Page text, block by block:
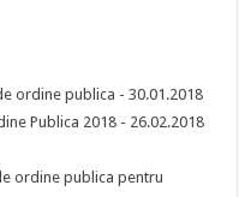
ordine publica - 30.01.2018
Publica 2018 - 26.02.2018
ordine publica pentru